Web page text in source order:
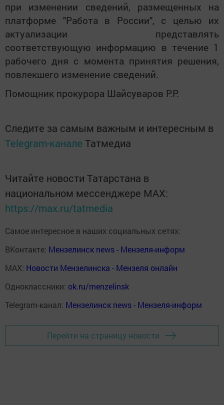
при изменении сведений, размещенных на
платформе "Работа в России", с целью их
актуализации представлять
соответствующую информацию в течение 1
рабочего дня с момента принятия решения,
повлекшего изменение сведений.
Помощник прокурора Шайсуваров Р.Р.
Следите за самым важным и интересным в
Telegram-канале Татмедиа
Читайте новости Татарстана в
национальном мессенджере MАХ:
https://max.ru/tatmedia
Самое интересное в наших социальных сетях:
ВКонтакте: Мензелинск news - Мензеля-информ
MAX: Новости Мензелинска - Мензеля онлайн
Одноклассники: ok.ru/menzelinsk
Telegram-канал: Мензелинск news - Мензеля-информ
Перейти на страницу новости